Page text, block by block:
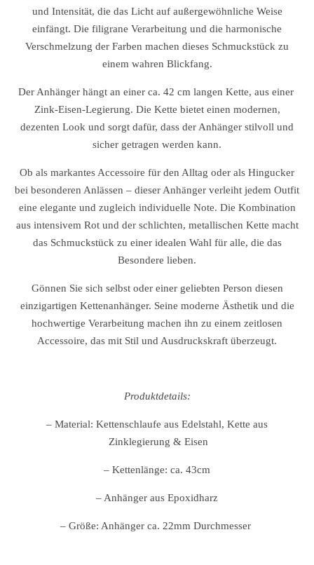
und Intensität, die das Licht auf außergewöhnliche Weise
einfängt. Die filigrane Verarbeitung und die harmonische
Verschmelzung der Farben machen dieses Schmuckstück zu
einem wahren Blickfang.
Der Anhänger hängt an einer ca. 42 cm langen Kette, aus einer
Zink-Eisen-Legierung. Die Kette bietet einen modernen,
dezenten Look und sorgt dafür, dass der Anhänger stilvoll und
sicher getragen werden kann.
Ob als markantes Accessoire für den Alltag oder als Hingucker
bei besonderen Anlässen – dieser Anhänger verleiht jedem Outfit
eine elegante und zugleich individuelle Note. Die Kombination
aus intensivem Rot und der schlichten, metallischen Kette macht
das Schmuckstück zu einer idealen Wahl für alle, die das
Besondere lieben.
Gönnen Sie sich selbst oder einer geliebten Person diesen
einzigartigen Kettenanhänger. Seine moderne Ästhetik und die
hochwertige Verarbeitung machen ihn zu einem zeitlosen
Accessoire, das mit Stil und Ausdruckskraft überzeugt.
Produktdetails:
– Material: Kettenschlaufe aus Edelstahl, Kette aus
Zinklegierung & Eisen
– Kettenlänge: ca. 43cm
– Anhänger aus Epoxidharz
– Größe: Anhänger ca. 22mm Durchmesser